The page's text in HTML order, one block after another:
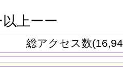
以上ーー
総アクセス数